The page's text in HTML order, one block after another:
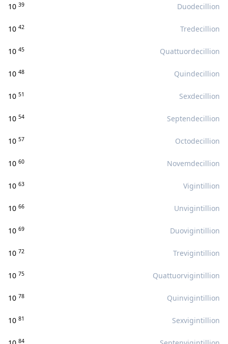
10 39 Duodecillion
10 42 Tredecillion
10 45 Quattuordecillion
10 48 Quindecillion
10 51 Sexdecillion
10 54 Septendecillion
10 57 Octodecillion
10 60 Novemdecillion
10 63 Vigintillion
10 66 Unvigintillion
10 69 Duovigintillion
10 72 Trevigintillion
10 75 Quattuorvigintillion
10 78 Quinvigintillion
10 81 Sexvigintillion
84